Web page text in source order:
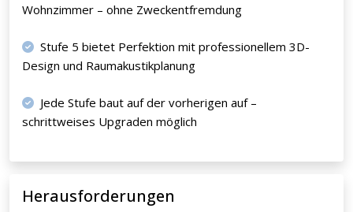
Wohnzimmer – ohne Zweckentfremdung
Stufe 5 bietet Perfektion mit professionellem 3D-
Design und Raumakustikplanung
Jede Stufe baut auf der vorherigen auf –
schrittweises Upgraden möglich
Herausforderungen